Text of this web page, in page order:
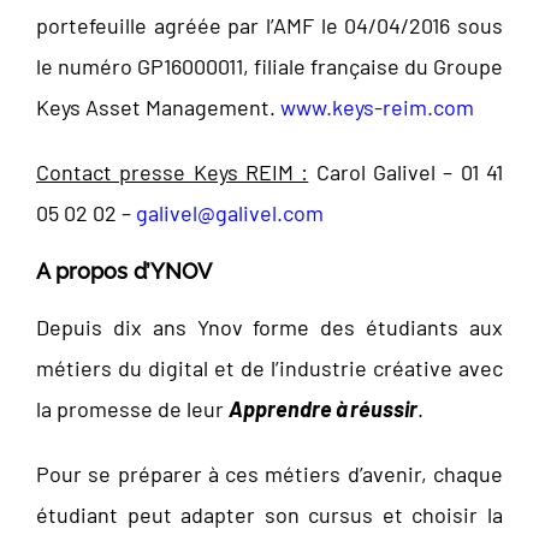
portefeuille agréée par l’AMF le 04/04/2016 sous
le numéro GP16000011, filiale française du Groupe
Keys Asset Management. www.keys-reim.com
Contact presse Keys REIM : Carol Galivel – 01 41
05 02 02 – galivel@galivel.com
A propos d’YNOV
Depuis dix ans Ynov forme des étudiants aux
métiers du digital et de l’industrie créative avec
la promesse de leurApprendre à réussir.
Pour se préparer à ces métiers d’avenir, chaque
étudiant peut adapter son cursus et choisir la